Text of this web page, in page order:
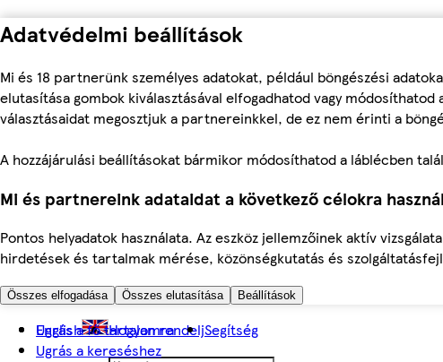
Adatvédelmi beállítások
Mi és 18 partnerünk személyes adatokat, például böngészési
elutasítása gombok kiválasztásával elfogadhatod vagy
választásaidat megosztjuk a partnereinkkel, de ez nem érinti a
A hozzájárulási beállításokat bármikor módosíthatod a láblécben
Mi és partnereink adataidat a következő célokra
Pontos helyadatok használata. Az eszköz jellemzőinek aktív
hirdetések és tartalmak mérése, közönségkutatás és
Összes elfogadása Összes elutasítása Beállítások
Ugrás a fő tartalomra
Ugrás a kereséshez
English Hogyan rendeljSegítség